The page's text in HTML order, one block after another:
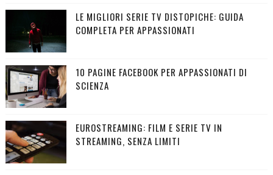
LE MIGLIORI SERIE TV DISTOPICHE: GUIDA
COMPLETA PER APPASSIONATI
10 PAGINE FACEBOOK PER APPASSIONATI DI
SCIENZA
EUROSTREAMING: FILM E SERIE TV IN
STREAMING, SENZA LIMITI